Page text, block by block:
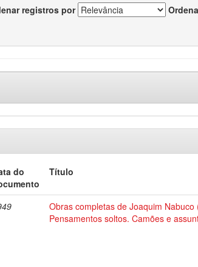
registros por
do
Título
Obras completas de Joaquim Nabuco
Pensamentos soltos. Camões e